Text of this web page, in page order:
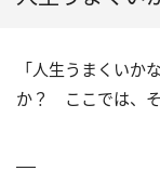
「人生うまくいか
か？ ここでは、そ